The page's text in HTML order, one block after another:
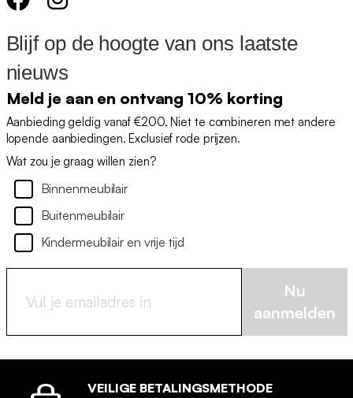
Blijf op de hoogte van ons laatste
nieuws
Meld je aan en ontvang 10% korting
Aanbieding geldig vanaf €200. Niet te combineren met andere
lopende aanbiedingen. Exclusief rode prijzen.
Wat zou je graag willen zien?
Binnenmeubilair
Buitenmeubilair
Kindermeubilair en vrije tijd
Nu
aanmelden
VEILIGE BETALINGSMETHODE